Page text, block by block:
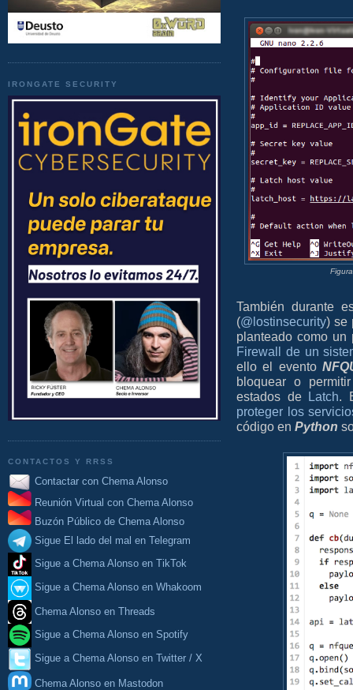
IRONGATE SECURITY
CONTACTOS Y RRSS
Contactar con Chema Alonso
Reunión Virtual con Chema Alonso
Buzón Público de Chema Alonso
Sigue El lado del mal en Telegram
Sigue a Chema Alonso en TikTok
Sigue a Chema Alonso en Whakoom
Chema Alonso en Threads
Sigue a Chema Alonso en Spotify
Sigue a Chema Alonso en Twitter / X
Chema Alonso en Mastodon
También durante
(@lostinsecurity) se
planteado como
Firewall de un
ello el evento
bloquear o
estados de Latch.
proteger los
código en Python